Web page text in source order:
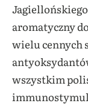
aromatyczny
wielu cennych
wszystkim